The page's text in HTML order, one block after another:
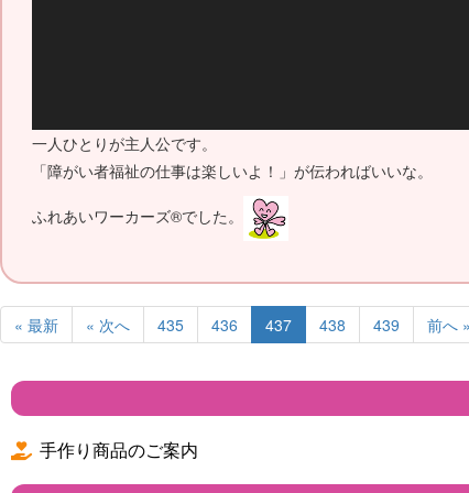
一人ひとりが主人公です。
「障がい者福祉の仕事は楽しいよ！」が伝わればいいな。
ふれあいワーカーズ®でした。
« 最新 « 次へ 435 436 437 438 439 前へ »
手作り商品のご案内